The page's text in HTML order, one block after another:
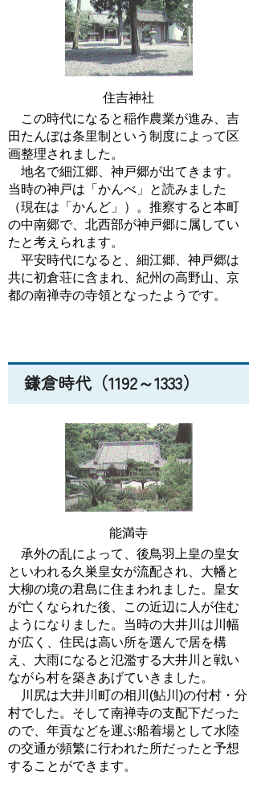
住吉神社
この時代になると稲作農業が進み、吉
田たんぼは条里制という制度によって区
画整理されました。
地名で細江郷、神戸郷が出てきます。
当時の神戸は「かんべ」と読みました
（現在は「かんど」）。推察すると本町
の中南郷で、北西部が神戸郷に属してい
たと考えられます。
平安時代になると、細江郷、神戸郷は
共に初倉荘に含まれ、紀州の高野山、京
都の南禅寺の寺領となったようです。
鎌倉時代（1192～1333）
能満寺
承外の乱によって、後鳥羽上皇の皇女
といわれる久巣皇女が流配され、大幡と
大柳の境の君島に住まわれました。皇女
が亡くなられた後、この近辺に人が住む
ようになりました。当時の大井川は川幅
が広く、住民は高い所を選んで居を構
え、大雨になると氾濫する大井川と戦い
ながら村を築きあげていきました。
川尻は大井川町の相川(鮎川)の付村・分
村でした。そして南禅寺の支配下だった
ので、年貢などを運ぶ船着場として水陸
の交通が頻繁に行われた所だったと予想
することができます。